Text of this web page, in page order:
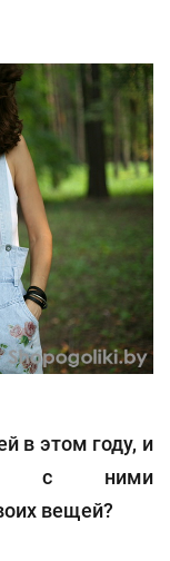
в этом году, и
с ними
вещей?